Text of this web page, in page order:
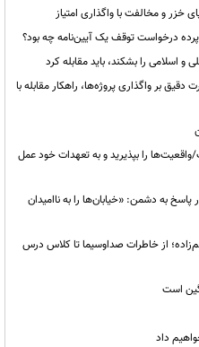
خزر و مخالفت با واگذاری امتیاز
درخواست توقف یک آیین‌نامه چه بود؟
اسلامی را بشکند، باید مقابله کرد
بر واگذاری پروژه‌ها، راهکار مقابله با
را بپذیرید و به تعهدات خود عمل
به دشمن: «خیابان‌ها را به ناامیدان
از خاطرات صداوسیما تا کلاس درس
است
داد